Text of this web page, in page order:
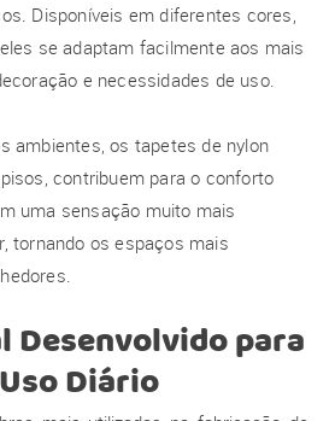
Disponíveis em diferentes cores,
se adaptam facilmente aos mais
e necessidades de uso.
ambientes, os tapetes de nylon
contribuem para o conforto
uma sensação muito mais
tornando os espaços mais
Desenvolvido para
Diário